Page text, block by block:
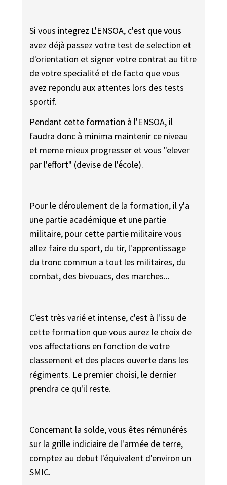
Si vous integrez L'ENSOA, c'est que vous
avez déjà passez votre test de selection et
d'orientation et signer votre contrat au titre
de votre specialité et de facto que vous
avez repondu aux attentes lors des tests
sportif.
Pendant cette formation à l'ENSOA, il
faudra donc à minima maintenir ce niveau
et meme mieux progresser et vous "elever
par l'effort" (devise de l'école).
Pour le déroulement de la formation, il y'a
une partie académique et une partie
militaire, pour cette partie militaire vous
allez faire du sport, du tir, l'apprentissage
du tronc commun a tout les militaires, du
combat, des bivouacs, des marches...
C'est très varié et intense, c'est à l'issu de
cette formation que vous aurez le choix de
vos affectations en fonction de votre
classement et des places ouverte dans les
régiments. Le premier choisi, le dernier
prendra ce qu'il reste.
Concernant la solde, vous êtes rémunérés
sur la grille indiciaire de l'armée de terre,
comptez au debut l'équivalent d'environ un
SMIC.